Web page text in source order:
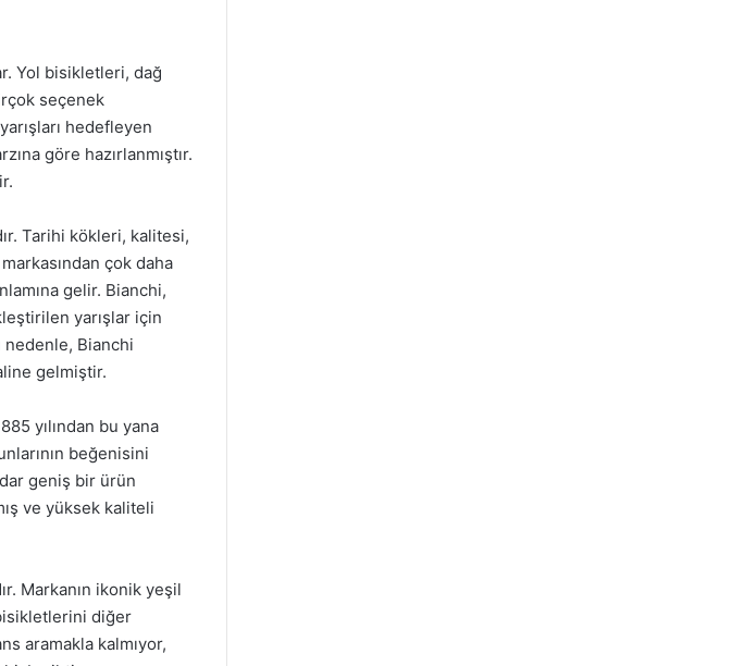
Yol bisikletleri, dağ
seçenek
hedefleyen
göre hazırlanmıştır.
Tarihi kökleri, kalitesi,
çok daha
gelir. Bianchi,
yarışlar için
Bianchi
gelmiştir.
yılından bu yana
beğenisini
geniş bir ürün
ve yüksek kaliteli
Markanın ikonik yeşil
diğer
aramakla kalmıyor,